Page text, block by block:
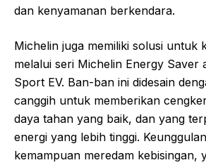
dan kenyamanan berkendara.
Michelin juga memiliki solusi untuk
melalui seri Michelin Energy Saver
Sport EV. Ban-ban ini didesain
canggih untuk memberikan
daya tahan yang baik, dan yang
energi yang lebih tinggi.
kemampuan meredam kebisingan,